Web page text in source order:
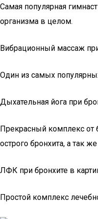
Самая популярная
организма в целом.
Вибрационный массаж
Один из самых
Дыхательная йога при
Прекрасный комплекс от
острого бронхита, а так
ЛФК при бронхите в
Простой комплекс